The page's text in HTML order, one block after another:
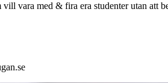
vara med & fira era studenter utan att